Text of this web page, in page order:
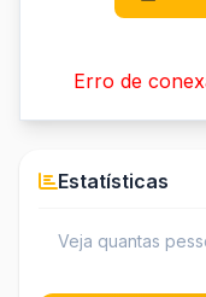
Erro de
Estatísticas
Veja quantas